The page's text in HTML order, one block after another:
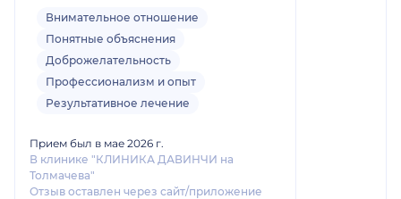
витаминами,так как на гормонах я
давно,и могу их контролировать
сама.Мне были даны
соответствующие рекомендации.
Внимательное отношение
Понятные объяснения
Доброжелательность
Профессионализм и опыт
Результативное лечение
Прием был в мае 2026 г.
В клинике "КЛИНИКА ДАВИНЧИ на
Толмачева"
Отзыв оставлен через сайт/приложение